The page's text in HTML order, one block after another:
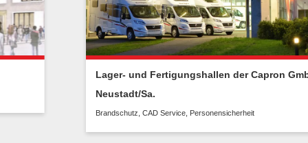
Lager- und Fertigungshallen der Capron GmbH
Brandschutz CAD Service,Personensicherheit